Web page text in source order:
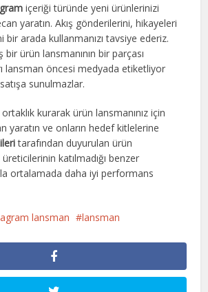
içeriği türünde yeni ürünlerinizi
yaratın. Akış gönderilerini, hikayeleri
bir arada kullanmanızı tavsiye ederiz.
bir ürün lansmanının bir parçası
lansman öncesi medyada etiketliyor
sunulmazlar.
kurarak ürün lansmanınız için
yaratın ve onların hedef kitlelerine
tarafından duyurulan ürün
katılmadığı benzer
ortalamada daha iyi performans
lansman lansman